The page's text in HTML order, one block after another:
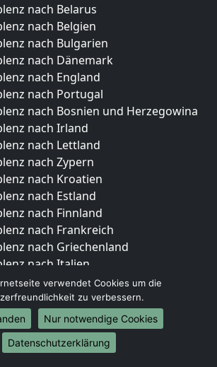
nach Belarus
nach Belgien
nach Bulgarien
nach Dänemark
nach England
nach Portugal
nach Bosnien und Herzegowina
nach Irland
nach Lettland
nach Zypern
nach Kroatien
nach Estland
nach Finnland
nach Frankreich
nach Griechenland
nach Italien
nach Liechtenstein
nach Luxemburg
nach Niederlande
nach Norwegen
verwendet Cookies um die
zu verbessern.
Nur notwendige Cookies
Datenschutzerklärung